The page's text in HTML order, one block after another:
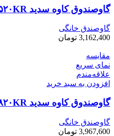
گاوصندوق کاوه سدید ۵۲۰KR
گاوصندق خانگی
3,162,400 تومان
مقایسه
نمای سریع
علاقه‌مندم
افزودن به سبد خرید
گاوصندوق کاوه سدید ۸۲۰KR
گاوصندق خانگی
3,967,600 تومان